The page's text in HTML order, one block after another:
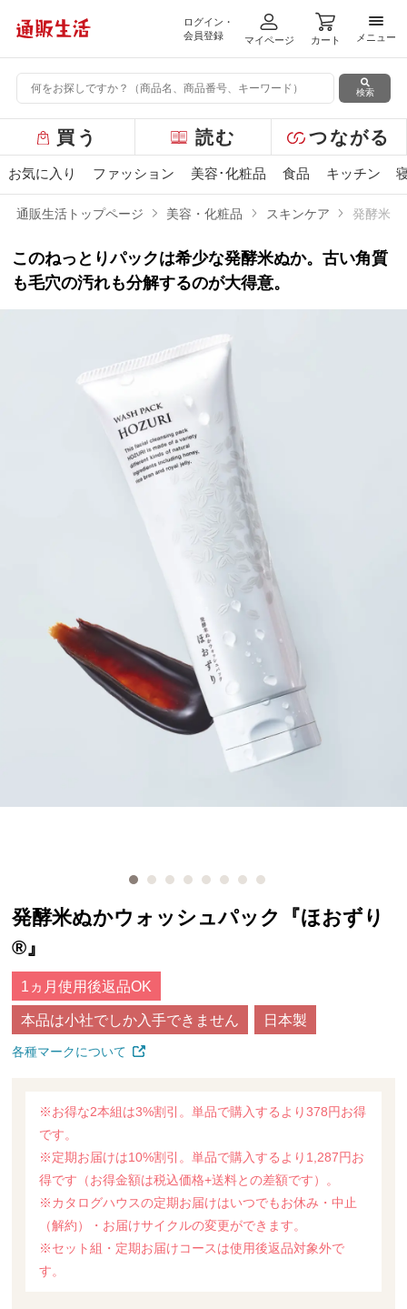
ログイン・
会員登録
マイページ カート
メニ
メニュー
検索
ー
バ
ュ
買う 読む つながる
お気に入り ファッション 美容･化粧品 食品 キッチン
通販生活トップページ 美容・化粧品 スキンケア 発酵米ぬ
このねっとりパックは希少な発酵米ぬか。古い角質
も毛穴の汚れも分解するのが大得意。
発酵米ぬかウォッシュパック『ほおずり
®』
1ヵ月使用後返品OK
本品は小社でしか入手できません 日本製
各種マークについて
※お得な2本組は3%割引。単品で購入するより378円お得
です。
※定期お届けは10%割引。単品で購入するより1,287円お
得です（お得金額は税込価格+送料との差額です）。
※カタログハウスの定期お届けはいつでもお休み・中止
（解約）・お届けサイクルの変更ができます。
※セット組・定期お届けコースは使用後返品対象外で
す。